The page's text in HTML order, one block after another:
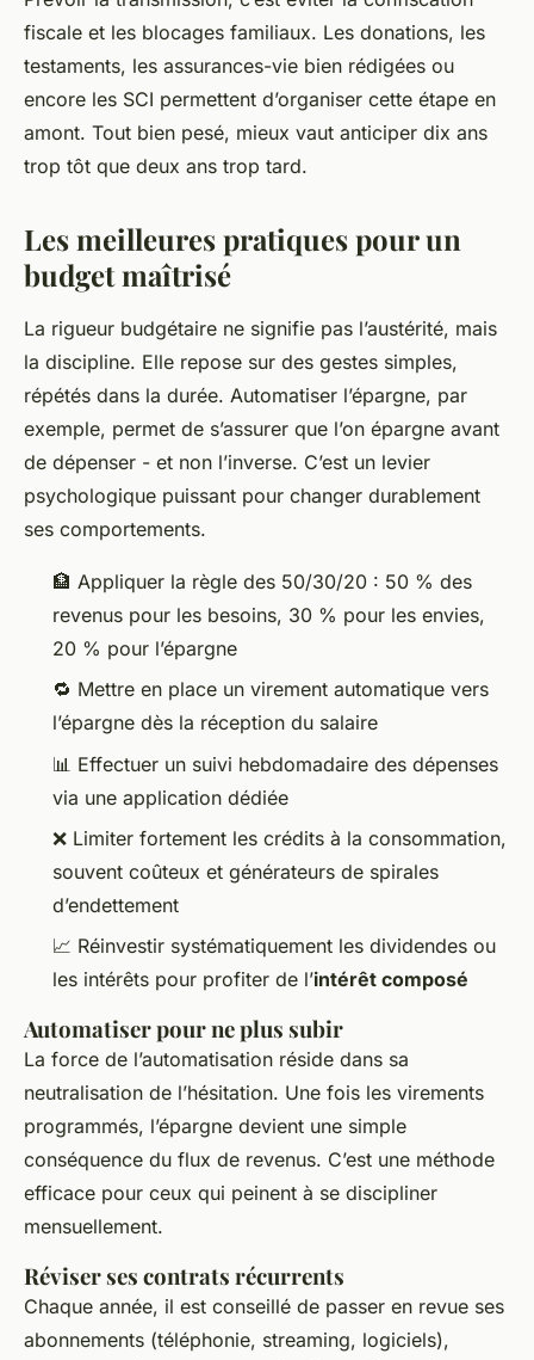
fiscale et les blocages familiaux. Les donations, les
testaments, les assurances-vie bien rédigées ou
encore les SCI permettent d’organiser cette étape en
amont. Tout bien pesé, mieux vaut anticiper dix ans
trop tôt que deux ans trop tard.
Les meilleures pratiques pour un
budget maîtrisé
La rigueur budgétaire ne signifie pas l’austérité, mais
la discipline. Elle repose sur des gestes simples,
répétés dans la durée. Automatiser l’épargne, par
exemple, permet de s’assurer que l’on épargne avant
de dépenser - et non l’inverse. C’est un levier
psychologique puissant pour changer durablement
ses comportements.
🏦 Appliquer la règle des 50/30/20 : 50 % des
revenus pour les besoins, 30 % pour les envies,
20 % pour l’épargne
🔁 Mettre en place un virement automatique vers
l’épargne dès la réception du salaire
📊 Effectuer un suivi hebdomadaire des dépenses
via une application dédiée
❌ Limiter fortement les crédits à la consommation,
souvent coûteux et générateurs de spirales
d’endettement
📈 Réinvestir systématiquement les dividendes ou
les intérêts pour profiter de l’intérêt composé
Automatiser pour ne plus subir
La force de l’automatisation réside dans sa
neutralisation de l’hésitation. Une fois les virements
programmés, l’épargne devient une simple
conséquence du flux de revenus. C’est une méthode
efficace pour ceux qui peinent à se discipliner
mensuellement.
Réviser ses contrats récurrents
Chaque année, il est conseillé de passer en revue ses
abonnements (téléphonie, streaming, logiciels),